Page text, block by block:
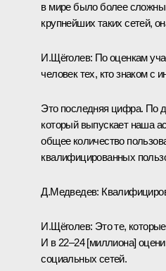
в мире было более
крупнейших таких сетей,
И.Щёголев: По оценкам
человек тех, кто знаком с
Это последняя цифра. По
который выпускает наша
общее количество
квалифицированных
Д.Медведев:
И.Щёголев: Это те,
И в 22–24 [миллиона]
социальных сетей.